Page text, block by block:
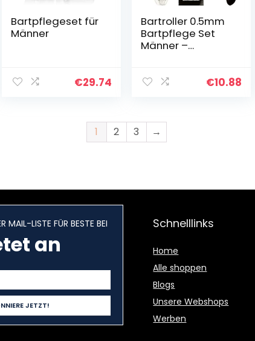
Bartpflegeset für
Männer
€29.74
Bartroller 0.5mm
Bartpflege Set
Männer –
Bartwuchs
Bart Roller, Titan
Derma
Microneedling,
Geschenk
€10.88
1 2 3 →
MAIL-LISTE FÜR BESTE BEI
an
Schnelllinks
Home
Alle shoppen
Blogs
Unsere Webshops
Werben